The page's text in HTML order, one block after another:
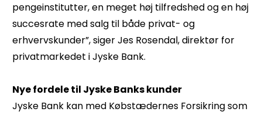
pengeinstitutter, en meget høj tilfredshed og en høj
succesrate med salg til både privat- og
erhvervskunder”, siger Jes Rosendal, direktør for
privatmarkedet i Jyske Bank.
Nye fordele til Jyske Banks kunder
Jyske Bank kan med Købstædernes Forsikring som